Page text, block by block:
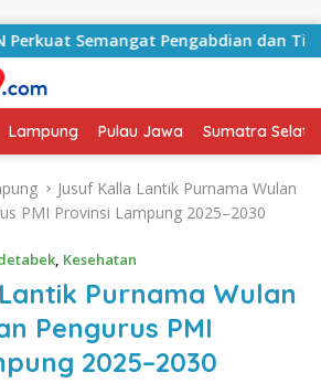
Pengabdian dan Tingkatkan
Lampung Pulau Jawa Sumatra
Jusuf Kalla Lantik Purnama Wulan
PMI Provinsi Lampung 2025–2030
, Kesehatan
Purnama Wulan
Pengurus PMI
2025–2030